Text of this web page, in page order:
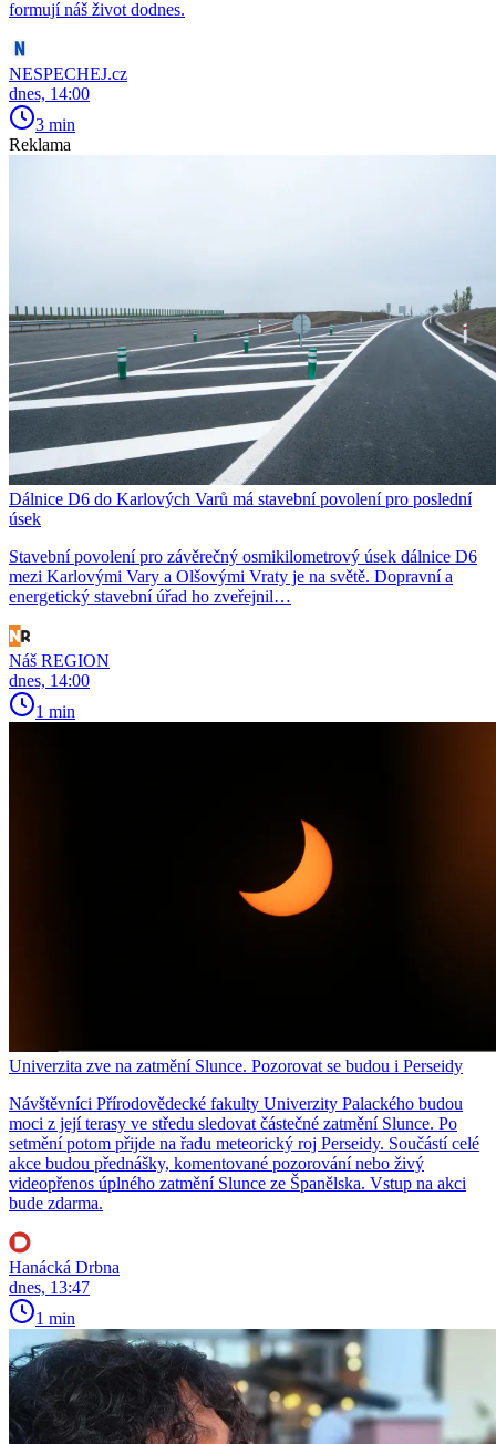
formují náš život dodnes.
NESPECHEJ.cz
dnes, 14:00
3 min
Reklama
Dálnice D6 do Karlových Varů má stavební povolení pro poslední
úsek
Stavební povolení pro závěrečný osmikilometrový úsek dálnice D6
mezi Karlovými Vary a Olšovými Vraty je na světě. Dopravní a
energetický stavební úřad ho zveřejnil…
Náš REGION
dnes, 14:00
1 min
Univerzita zve na zatmění Slunce. Pozorovat se budou i Perseidy
Návštěvníci Přírodovědecké fakulty Univerzity Palackého budou
moci z její terasy ve středu sledovat částečné zatmění Slunce. Po
setmění potom přijde na řadu meteorický roj Perseidy. Součástí celé
akce budou přednášky, komentované pozorování nebo živý
videopřenos úplného zatmění Slunce ze Španělska. Vstup na akci
bude zdarma.
Hanácká Drbna
dnes, 13:47
1 min